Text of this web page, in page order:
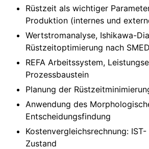
Rüstzeit als wichtiger
Produktion (internes und
Wertstromanalyse, Ishikawa-
Rüstzeitoptimierung nach SMED
REFA Arbeitssystem,
Prozessbaustein
Planung der
Anwendung des
Entscheidungsfindung
Kostenvergleichsrechnung: IST-
Zustand